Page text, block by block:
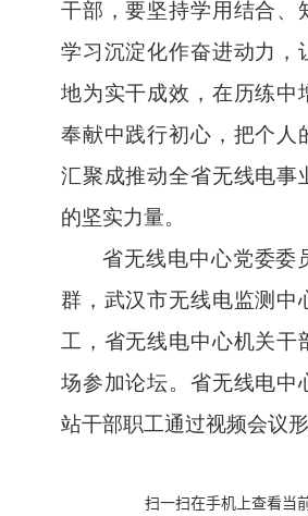
干部，要坚持学用结合、
学习沉淀化作奋进动力，
地为实干成效，在历练中
奉献中践行初心，把个人
汇聚成推动全省无线电事
的坚实力量。
省无线电中心党委委
群，武汉市无线电监测中
工，省无线电中心机关干
场参加论坛。省无线电中
站干部职工通过视频会议形
扫一扫在手机上查看当